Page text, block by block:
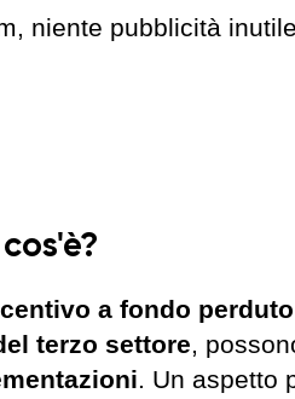
niente pubblicità
a fondo perduto
terzo settore,
. Un aspetto